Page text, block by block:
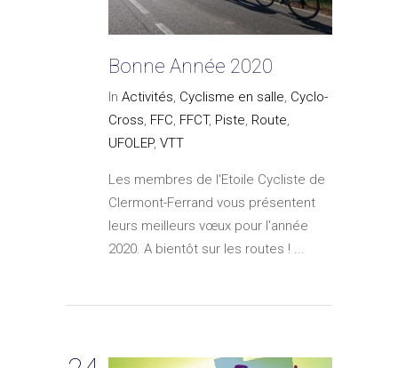
Bonne Année 2020
In Activités, Cyclisme en salle, Cyclo-
Cross, FFC, FFCT, Piste, Route,
UFOLEP, VTT
Les membres de l'Etoile Cycliste de
Clermont-Ferrand vous présentent
leurs meilleurs vœux pour l'année
2020. A bientôt sur les routes ! ...